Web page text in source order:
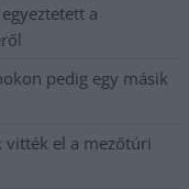
a
pedig egy másik
vitték el a mezőtúri